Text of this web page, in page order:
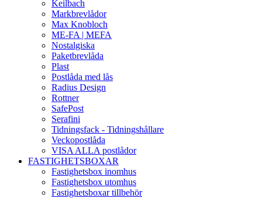
Keilbach
Markbrevlådor
Max Knobloch
ME-FA | MEFA
Nostalgiska
Paketbrevlåda
Plast
Postlåda med lås
Radius Design
Rottner
SafePost
Serafini
Tidningsfack - Tidningshållare
Veckopostlåda
VISA ALLA postlådor
FASTIGHETSBOXAR
Fastighetsbox inomhus
Fastighetsbox utomhus
Fastighetsboxar tillbehör